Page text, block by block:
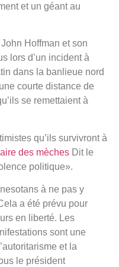
et un géant au
Hoffman et son
lors d’un incident à
dans la banlieue nord
courte distance de
se remettaient à
qu’ils survivront à
des mèches Dit le
politique».
à ne pas y
a été prévu pour
en liberté. Les
sont une
et la
le président